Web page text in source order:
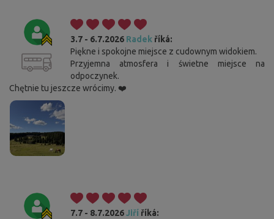
3.7 - 6.7.2026 Radek říká:
Piękne i spokojne miejsce z cudownym widokiem.
Przyjemna atmosfera i świetne miejsce na
odpoczynek.
Chętnie tu jeszcze wrócimy. ❤️
7.7 - 8.7.2026Jiří říká: